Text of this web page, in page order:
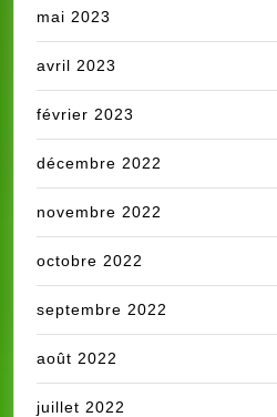
mai 2023
avril 2023
février 2023
décembre 2022
novembre 2022
octobre 2022
septembre 2022
août 2022
juillet 2022